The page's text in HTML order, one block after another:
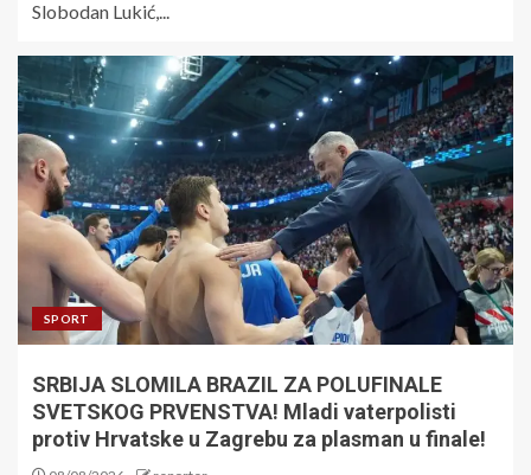
Slobodan Lukić,...
SPORT
SRBIJA SLOMILA BRAZIL ZA POLUFINALE
SVETSKOG PRVENSTVA! Mladi vaterpolisti
protiv Hrvatske u Zagrebu za plasman u finale!